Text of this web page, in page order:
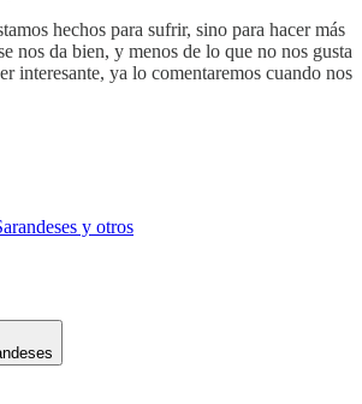
hechos para sufrir, sino para hacer más
nos da bien, y menos de lo que no nos gusta
interesante, ya lo comentaremos cuando nos
y otros